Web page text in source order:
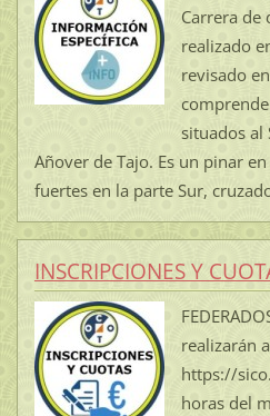
Carrera de
realizado
revisado
situados al
Añover de Tajo. Es un pinar
fuertes en la parte Sur,
INSCRIPCIONES Y
realizarán
https://
horas del